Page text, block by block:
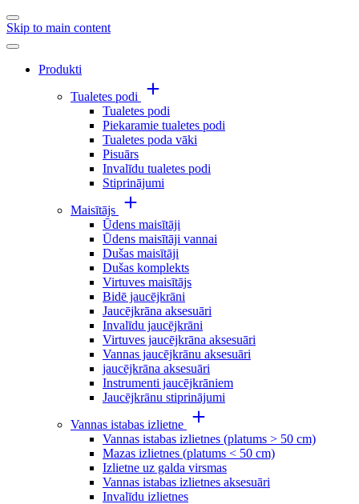
Skip to main content
Produkti
Tualetes podi
Tualetes podi
Piekaramie tualetes podi
Tualetes poda vāki
Pisuārs
Invalīdu tualetes podi
Stiprinājumi
Maisītājs
Ūdens maisītāji
Ūdens maisītāji vannai
Dušas maisītāji
Dušas komplekts
Virtuves maisītājs
Bidē jaucējkrāni
Jaucējkrāna aksesuāri
Invalīdu jaucējkrāni
Virtuves jaucējkrāna aksesuāri
Vannas jaucējkrānu aksesuāri
jaucējkrāna aksesuāri
Instrumenti jaucējkrāniem
Jaucējkrānu stiprinājumi
Vannas istabas izlietne
Vannas istabas izlietnes (platums > 50 cm)
Mazas izlietnes (platums < 50 cm)
Izlietne uz galda virsmas
Vannas istabas izlietnes aksesuāri
Invalīdu izlietnes